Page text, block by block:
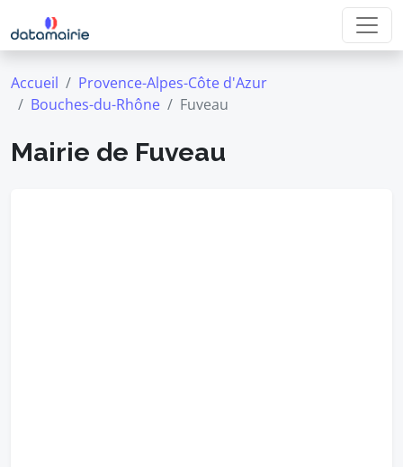
Accueil
Provence-Alpes-Côte d'Azur
Bouches-du-Rhône
Fuveau
Mairie de Fuveau